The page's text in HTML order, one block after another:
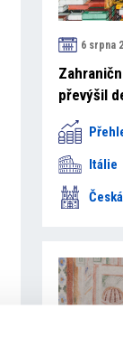
6 srpna
převýšil
Itálie